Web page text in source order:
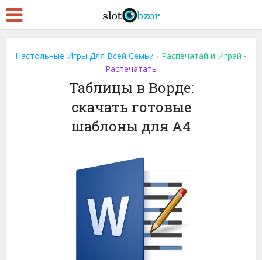
Настольные Игры Для Всей Семьи • Распечатай и Играй •
Распечатать
Таблицы в Ворде:
скачать готовые
шаблоны для A4